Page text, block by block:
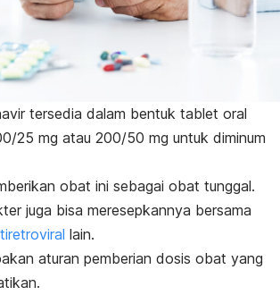
tersedia dalam bentuk tablet oral
25 mg atau 200/50 mg untuk diminum
obat ini sebagai obat tunggal.
juga bisa meresepkannya bersama
lain.
aturan pemberian dosis obat yang